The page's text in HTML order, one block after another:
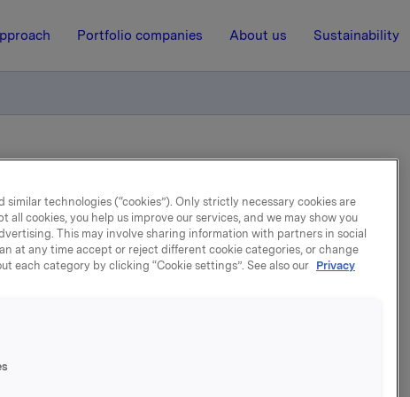
Portfolio companies About us Sustainability
vedtak til Orklas generalforsamling
2015, 16:03 | Regulatory information
Korrigert melding
vedtak til Orklas
similar technologies (“cookies”). Only strictly necessary cookies are
all cookies, you help us improve our services, and we may show you
This may involve sharing information with partners in social
at any time accept or reject different cookie categories, or change
each category by clicking “Cookie settings”. See also our Privacy